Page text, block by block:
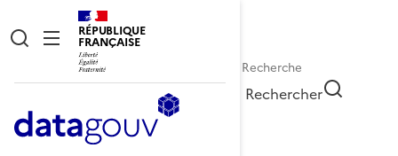
RÉPUBLIQUE
FRANÇAISE
Rechercher